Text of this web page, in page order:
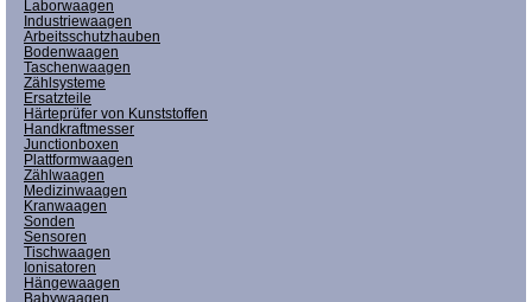
Laborwaagen
Industriewaagen
Arbeitsschutzhauben
Bodenwaagen
Taschenwaagen
Zählsysteme
Ersatzteile
Härteprüfer von Kunststoffen
Handkraftmesser
Junctionboxen
Plattformwaagen
Zählwaagen
Medizinwaagen
Kranwaagen
Sonden
Sensoren
Tischwaagen
Ionisatoren
Hängewaagen
Babywaagen